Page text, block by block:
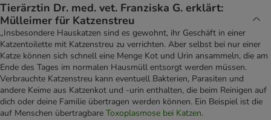
Tierärztin Dr. med. vet. Franziska G. erklärt:
Mülleimer für Katzenstreu
„Insbesondere Hauskatzen sind es gewohnt, ihr Geschäft in einer
Katzentoilette mit Katzenstreu zu verrichten. Aber selbst bei nur einer
Katze können sich schnell eine Menge Kot und Urin ansammeln, die am
Ende des Tages im normalen Hausmüll entsorgt werden müssen.
Verbrauchte Katzenstreu kann eventuell Bakterien, Parasiten und
andere Keime aus Katzenkot und -urin enthalten, die beim Reinigen auf
dich oder deine Familie übertragen werden können. Ein Beispiel ist die
auf Menschen übertragbare Toxoplasmose bei Katzen.